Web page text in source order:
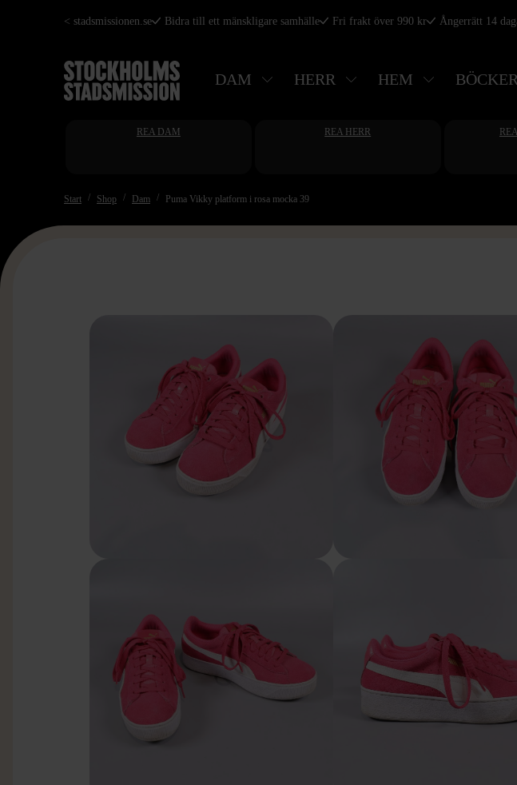
Hoppa
huvudinnehåll
< stadsmissionen.se Bidra till ett mänskligare samhälle Fri frakt över 990 kr Ångerrätt 14
DAM HERR HEM BÖCKER
REA DAM REA HERR
Start Shop Dam Puma Vikky platform i rosa mocka 39